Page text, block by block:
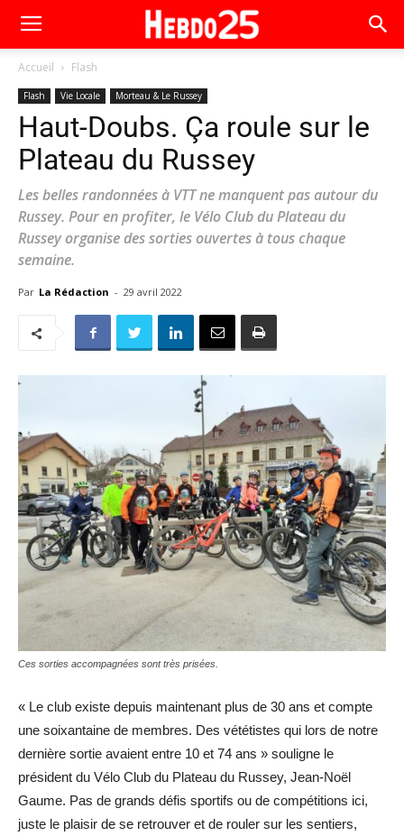
Accueil Flash
Flash Vie Locale Morteau & Le Russey
Haut-Doubs. Ça roule sur le
Plateau du Russey
Les belles randonnées à VTT ne manquent pas autour du
Russey. Pour en profiter, le Vélo Club du Plateau du
Russey organise des sorties ouvertes à tous chaque
semaine.
Par La Rédaction - 29 avril 2022
Ces sorties accompagnées sont très prisées.
« Le club existe depuis maintenant plus de 30 ans et compte
une soixantaine de membres. Des vététistes qui lors de notre
dernière sortie avaient entre 10 et 74 ans » souligne le
président du Vélo Club du Plateau du Russey, Jean-Noël
Gaume. Pas de grands défis sportifs ou de compétitions ici,
juste le plaisir de se retrouver et de rouler sur les sentiers,